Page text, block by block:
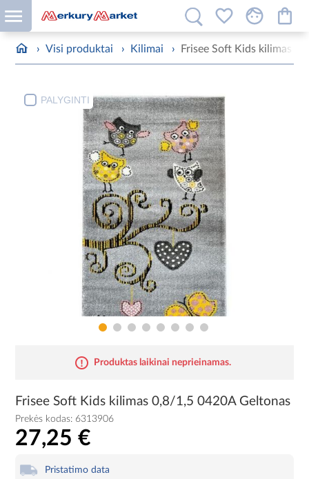
› Visi produktai › Kilimai › Frisee Soft Kids kilimas
PALYGINTI
Produktas laikinai neprieinamas.
Frisee Soft Kids kilimas 0,8/1,5 0420A Geltonas
Prekės kodas: 6313906
27,25 €
Pristatimo data